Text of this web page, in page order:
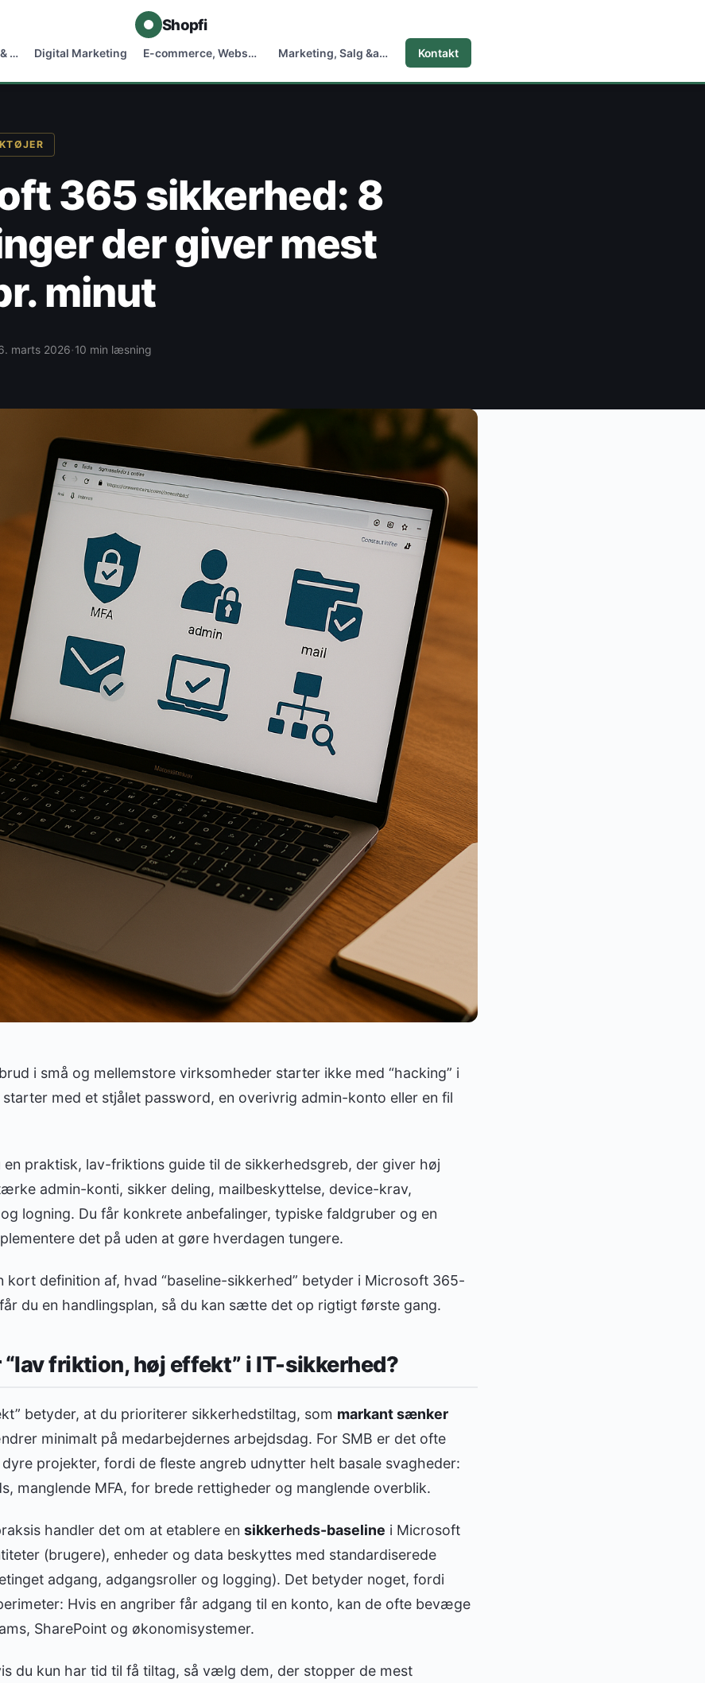
Shopfi
… Digital Marketing E-commerce, Webshop … Marketing, Salg &amp… Kontakt
365 sikkerhed: 8
der giver mest
minut
marts 2026·10 min læsning
i små og mellemstore virksomheder starter ikke med “hacking” i
med et stjålet password, en overivrig admin-konto eller en fil
en praktisk, lav-friktions guide til de sikkerhedsgreb, der giver høj
admin-konti, sikker deling, mailbeskyttelse, device-krav,
logning. Du får konkrete anbefalinger, typiske faldgruber og en
det på uden at gøre hverdagen tungere.
kort definition af, hvad “baseline-sikkerhed” betyder i Microsoft 365-
du en handlingsplan, så du kan sætte det op rigtigt første gang.
friktion, høj effekt” i IT-sikkerhed?
betyder, at du prioriterer sikkerhedstiltag, som markant sænker
minimalt på medarbejdernes arbejdsdag. For SMB er det ofte
projekter, fordi de fleste angreb udnytter helt basale svagheder:
manglende MFA, for brede rettigheder og manglende overblik.
handler det om at etablere en sikkerheds-baseline i Microsoft
(brugere), enheder og data beskyttes med standardiserede
adgang, adgangsroller og logging). Det betyder noget, fordi
Hvis en angriber får adgang til en konto, kan de ofte bevæge
SharePoint og økonomisystemer.
du kun har tid til få tiltag, så vælg dem, der stopper de mest